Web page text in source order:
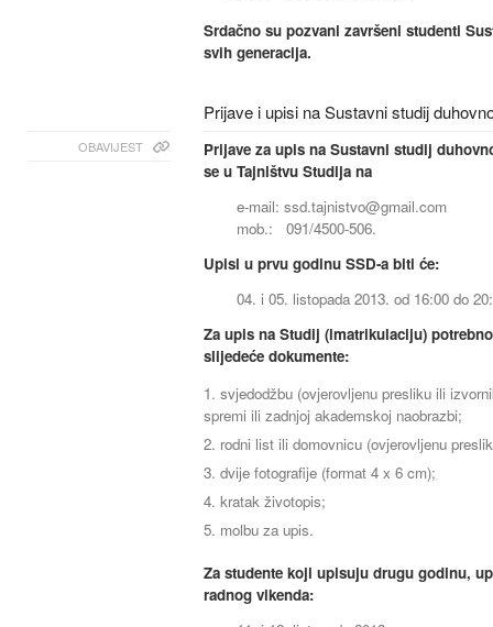
Srdačno su pozvani završeni studenti
svih generacija.
Prijave i upisi na Sustavni studij
OBAVIJEST
Prijave za upis na Sustavni studij
se u Tajništvu Studija na
e-mail: ssd.tajnistvo@gmail.com
mob.: 091/4500-506.
Upisi u prvu godinu SSD-a biti će:
04. i 05. listopada 2013. od 16:00 do
Za upis na Studij (imatrikulaciju)
slijedeće dokumente:
svjedodžbu (ovjerovljenu presliku ili
spremi ili zadnjoj akademskoj naobrazbi;
rodni list ili domovnicu (ovjerovljenu
dvije fotografije (format 4 x 6 cm);
kratak životopis;
molbu za upis.
Za studente koji upisuju drugu godinu,
radnog vikenda: